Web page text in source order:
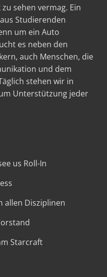
sehen vermag. Ein
Studierenden
um ein Auto
es neben den
auch Menschen, die
und dem
stehen wir in
Unterstützung jeder
us Roll-In
allen Disziplinen
Starcraft